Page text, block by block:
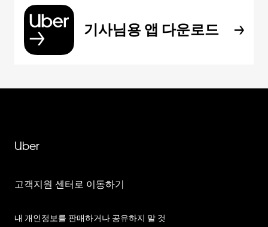
기사님용 앱 다운로드
Uber
고객지원 센터로 이동하기
내 개인정보를 판매하거나 공유하지 말 것